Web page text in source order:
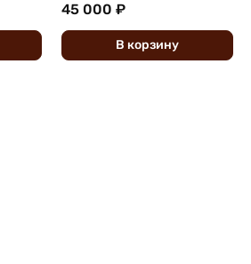
45 000 ₽
В корзину